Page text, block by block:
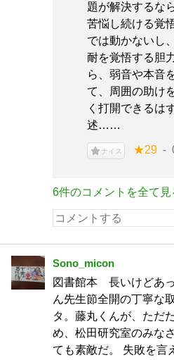
題が解決するな
苦悩し続ける覚
では動かないし
耐を覚悟する胆
ら、弱音や本音
て、周囲の助け
く打開できるは
述……
ナイス ★29
6件のコメントを全て見
Sono_micon
図書館本 長いけどあ
ん先生節全開の丁寧な
タ。藤丸くんが、ただ
め、松田研究室のみな
ても素敵だ。 失敗を言